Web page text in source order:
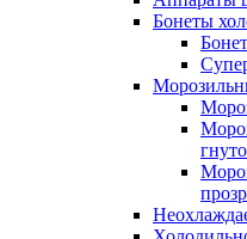
Бонеты